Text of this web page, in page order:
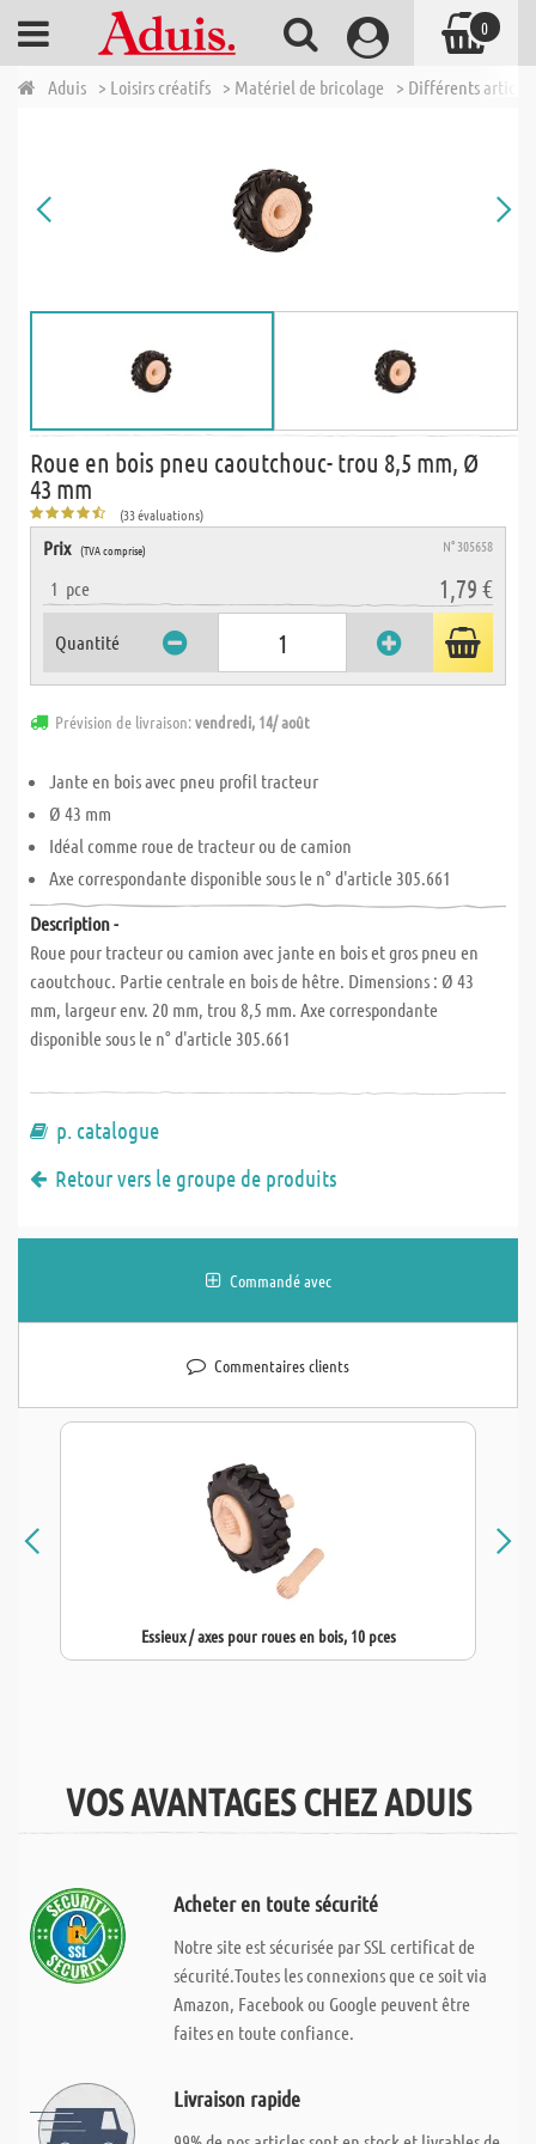
Aduis > Loisirs créatifs > Matériel de bricolage > Différents
Roue en bois pneu caoutchouc- trou 8,5 mm, Ø
43 mm
(33 évaluations)
Prix (TVA comprise) N° 305658
1 pce 1,79 €
Quantité
Prévision de livraison:vendredi, 14/ août
Jante en bois avec pneu profil tracteur
Ø 43 mm
Idéal comme roue de tracteur ou de camion
Axe correspondante disponible sous le n° d'article 305.661
Description -
Roue pour tracteur ou camion avec jante en bois et gros pneu en
caoutchouc. Partie centrale en bois de hêtre. Dimensions : Ø 43
mm, largeur env. 20 mm, trou 8,5 mm. Axe correspondante
disponible sous le n° d'article 305.661
p. catalogue
Retour vers le groupe de produits
Commandé avec
Commentaires clients
Essieux / axes pour roues en bois, 10 pces
VOS AVANTAGES CHEZ ADUIS
Acheter en toute sécurité
Notre site est sécurisée par SSL certificat de
sécurité.Toutes les connexions que ce soit via
Amazon, Facebook ou Google peuvent être
faites en toute confiance.
Livraison rapide
0